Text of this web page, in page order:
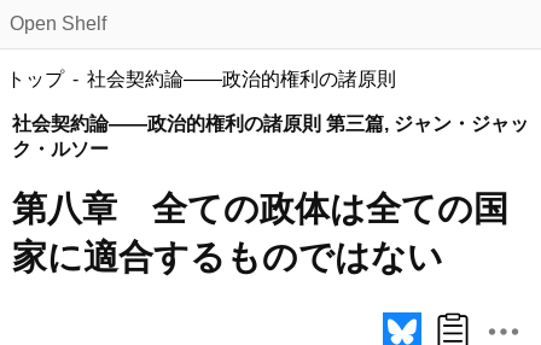
Open Shelf
トップ 社会契約論――政治的権利の諸原則
社会契約論――政治的権利の諸原則 第三篇, ジャン・ジャッ
ク・ルソー
第八章 全ての政体は全ての国
家に適合するものではない